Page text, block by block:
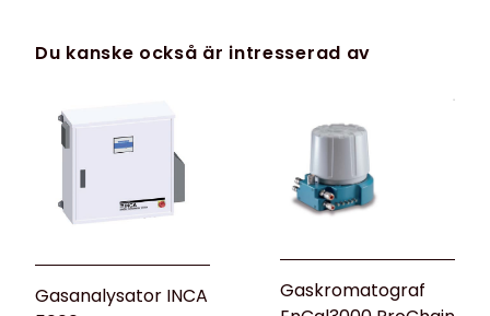
Du kanske också är intresserad av
Gasanalysator INCA
Gaskromatograf